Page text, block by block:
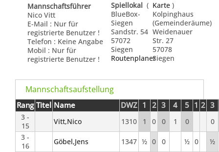
Mannschaftsführer
Nico Vitt
E-Mail : Nur für
registrierte Benutzer !
Telefon : Keine Angabe
Mobil : Nur für
registrierte Benutzer !
Spiellokal ( Karte )
BlueBox-
Siegen
Sandstr. 54
57072
Siegen
Routenplaner
Kolpinghaus
(Gemeinderäume)
Weidenauer
Str. 27
57078
Siegen
Mannschaftsaufstellung
Rang Titel Name DWZ 1 2 3 4 5 1 2 3
3 -
15
Vitt,Nico 1310 1 0 0 1 0
0
3 -
16
Göbel,Jens 1347 ½ 0 0 ½ 0
½